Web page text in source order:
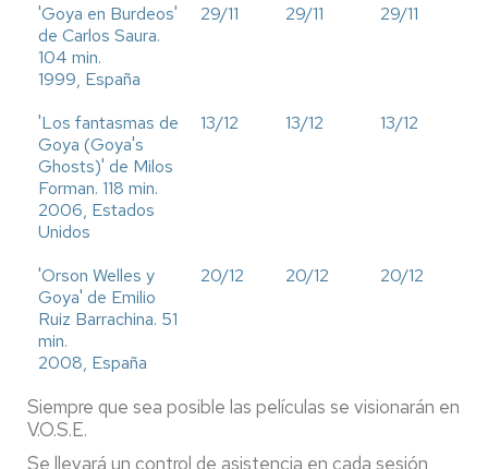
'Goya en Burdeos'
de Carlos Saura.
104 min.
1999, España
29/11 29/11 29/11
'Los fantasmas de
Goya (Goya's
Ghosts)' de Milos
Forman. 118 min.
2006, Estados
Unidos
13/12 13/12 13/12
'Orson Welles y
Goya' de Emilio
Ruiz Barrachina. 51
min.
2008, España
20/12 20/12 20/12
Siempre que sea posible las películas se visionarán en
V.O.S.E.
Se llevará un control de asistencia en cada sesión